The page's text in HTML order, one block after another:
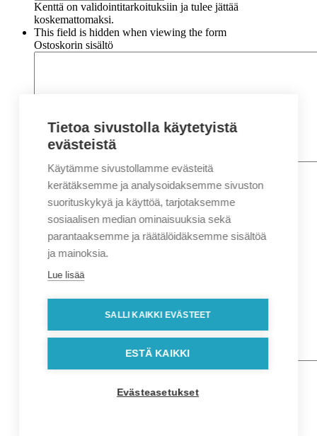
Kenttä on validointitarkoituksiin ja tulee jättää
koskemattomaksi.
This field is hidden when viewing the form
Ostoskorin sisältö
Nimi*
Etunimi
Sukunimi
Sähköposti*
Puhelin*
Osoitetiedot
Lähiosoite
Postinumero
Tietoa sivustolla käytetyistä
evästeistä
Käytämme sivustollamme evästeitä
kerätäksemme ja analysoidaksemme sivuston
suorituskykyä ja käyttöä, tarjotaksemme
sosiaalisen median ominaisuuksia sekä
parantaaksemme ja räätälöidäksemme sisältöä
ja mainoksia.
Lue lisää
SALLI KAIKKI EVÄSTEET
ESTÄ KAIKKI
Evästeasetukset